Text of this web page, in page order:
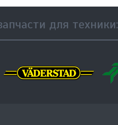
для техники: